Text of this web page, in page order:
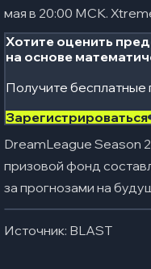
мая в 20:00 МСК.
Хотите оценить
на основе
Получите бесплатные
Зарегистрироваться
DreamLeague Season
призовой фонд
за прогнозами на
Источник: BLAST